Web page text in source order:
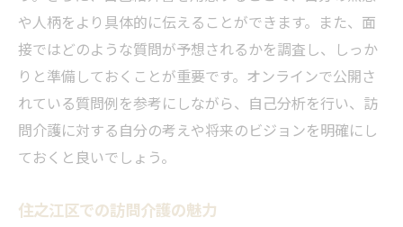
や人柄をより具体的に伝えることができます。また、面
接ではどのような質問が予想されるかを調査し、しっか
りと準備しておくことが重要です。オンラインで公開さ
れている質問例を参考にしながら、自己分析を行い、訪
問介護に対する自分の考えや将来のビジョンを明確にし
ておくと良いでしょう。
住之江区での訪問介護の魅力